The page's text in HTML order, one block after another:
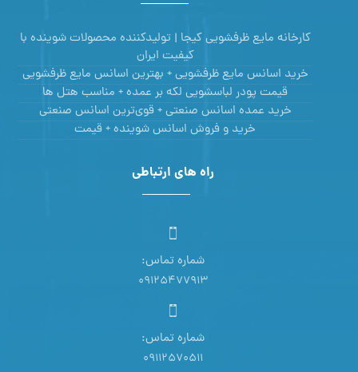
کارخانه مایع ظرفشویی کیجا | تولیدکننده محصولات شوینده با
کیفیت ایران
خرید اسانس مایع ظرفشویی + بهترین اسانس مایع ظرفشویی
قیمت پودر لباسشویی لکه بر عمده + مناسب هتل ها
خرید عمده اسانس صنعتی + قوی‌ترین اسانس‌ صنعتی
خرید و فروش اسانس شوینده + قیمت
راه های ارتباطی
شماره تماس:
09125477913
شماره تماس:
09112570511